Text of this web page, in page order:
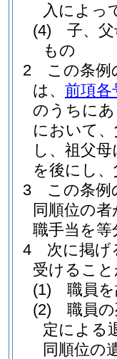
入によっ
(4)
子、
もの
2
この条例
は、 前項各
のうちに
において
し、祖父
を後にし
3
この条例
同順位の
職手当を
4
次に掲げ
受けるこ
(1)
職員
(2)
職員
定による
同順位の